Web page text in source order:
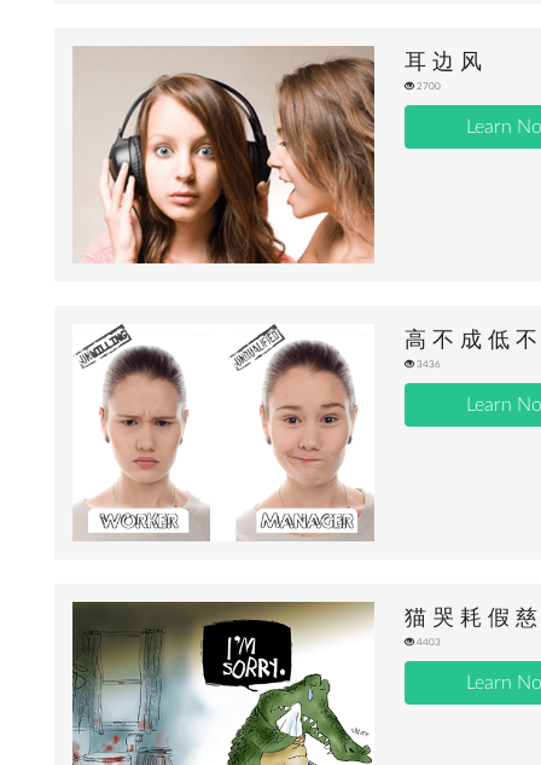
耳 边 风
2700
Learn
高 不 成 低
3436
Learn
猫 哭 耗 假
4403
Learn